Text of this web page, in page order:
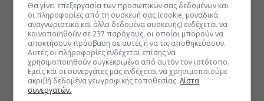
Θα γίνει επεξεργασία των προσωπικών σας δεδομένων και
οι πληροφορίες από τη συσκευή σας (cookie, μοναδικά
αναγνωριστικά και άλλα δεδομένα συσκευής) ενδέχεται να
κοινοποιηθούν σε 237 παρόχους, οι οποίοι μπορούν να
αποκτήσουν πρόσβαση σε αυτές ή να τις αποθηκεύσουν.
Αυτές οι πληροφορίες ενδέχεται επίσης να
χρησιμοποιηθούν συγκεκριμένα από αυτόν τον ιστότοπο.
Εμείς και οι συνεργάτες μας ενδέχεται να χρησιμοποιούμε
ακριβή δεδομένα γεωγραφικής τοποθεσίας.Λίστα
συνεργατών.